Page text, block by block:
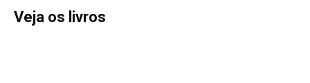
Veja os livros